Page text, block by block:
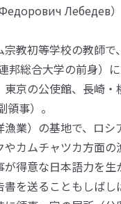
Лебедев
アの
教初等学校の教師
邦総合大学の前身）
京の公使館、長崎・
事）。
業）の基地で、ロ
カムチャツカ方面
得意な日本語力を
を送ることもしば